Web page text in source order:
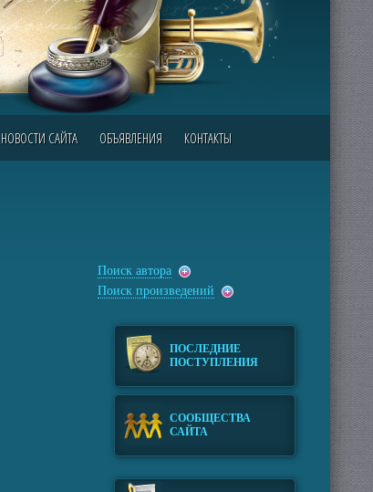
НОВОСТИ САЙТА ОБЪЯВЛЕНИЯ КОНТАКТЫ
Поиск автора
Поиск произведений
ПОСЛЕДНИЕ
ПОСТУПЛЕНИЯ
СООБЩЕСТВА
САЙТА